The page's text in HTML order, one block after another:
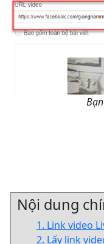
Nội dung
1. Link video
2. Lấy link